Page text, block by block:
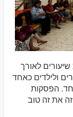
שיעורים לאורך
למבוגרים ולילדים כאחד
הפסקות
את זה טוב